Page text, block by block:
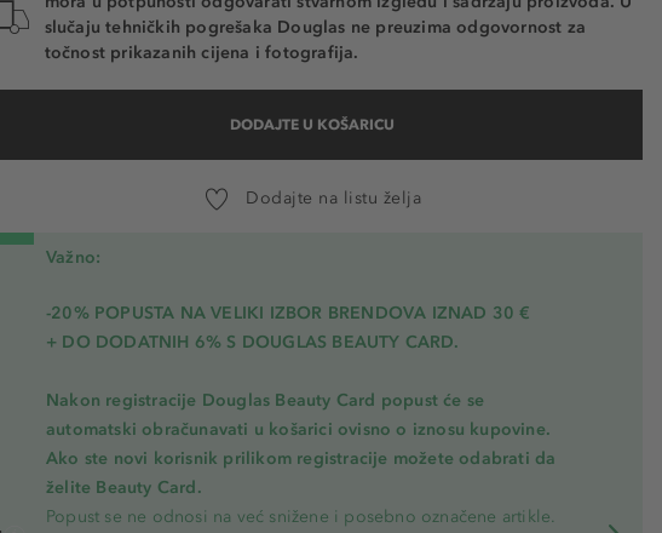
slučaju tehničkih pogrešaka Douglas ne preuzima odgovornost za
točnost prikazanih cijena i fotografija.
DODAJTE U KOŠARICU
Dodajte na listu želja
Važno:
-20% POPUSTA NA VELIKI IZBOR BRENDOVA IZNAD 30 €
+ DO DODATNIH 6% S DOUGLAS BEAUTY CARD.
Nakon registracije Douglas Beauty Card popust će se
automatski obračunavati u košarici ovisno o iznosu kupovine.
Ako ste novi korisnik prilikom registracije možete odabrati da
želite Beauty Card.
Popust se ne odnosi na već snižene i posebno označene artikle.